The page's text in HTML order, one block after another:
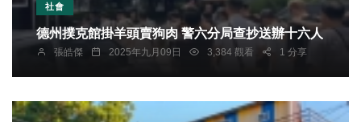
社會
德州撲克館掛羊頭賣狗肉 警六分局查抄送辦十六人
張皓傑 2025年九月09日 3,384 觀看 1 分享